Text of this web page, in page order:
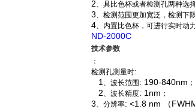
2、具比色杯或者检测孔两种选
3、检测范围更加宽泛，检测下
4、内置比色杯，可进行实时动
ND-2000C
技术参数
：
检测孔测量时:
1 、波长范围 : 190-840nm ；
2、波长精度: 1nm ；
3、分辨率: <1.8 nm （